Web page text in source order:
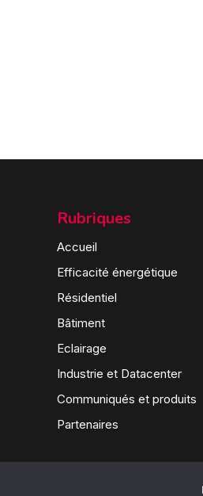
Rubriques
Accueil
Efficacité énergétique
Résidentiel
Bâtiment
Eclairage
Industrie et Datacenter
Communiqués et produits
Partenaires